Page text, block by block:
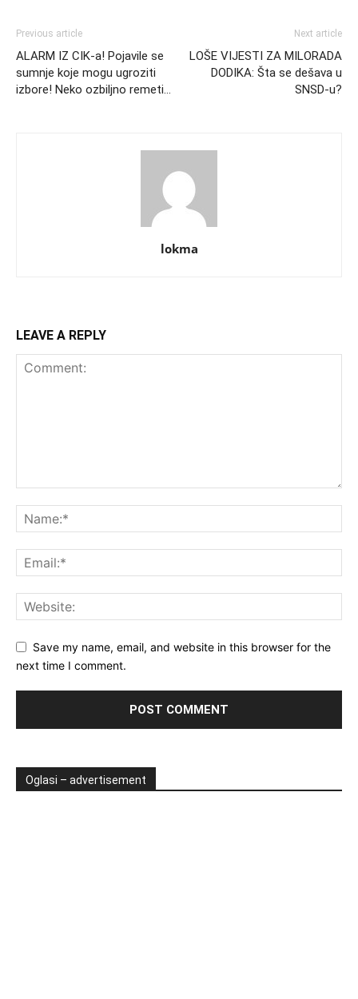
Previous article
ALARM IZ CIK-a! Pojavile se
sumnje koje mogu ugroziti
izbore! Neko ozbiljno remeti…
Next article
LOŠE VIJESTI ZA MILORADA
DODIKA: Šta se dešava u
SNSD-u?
lokma
LEAVE A REPLY
Save my name, email, and website in this browser for the
next time I comment.
Oglasi – advertisement